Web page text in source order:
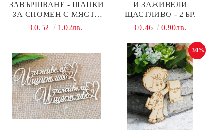
ЗАВЪРШВАНЕ - ШАПКИ
ЗА СПОМЕН С МЯСТО
ЗА СНИМКА ИЛИ ТЕКСТ
€0.52 1.02лв.
И ЗАЖИВЕЛИ
ЩАСТЛИВО - 2 БР.
€0.46
0.90лв.
-30%